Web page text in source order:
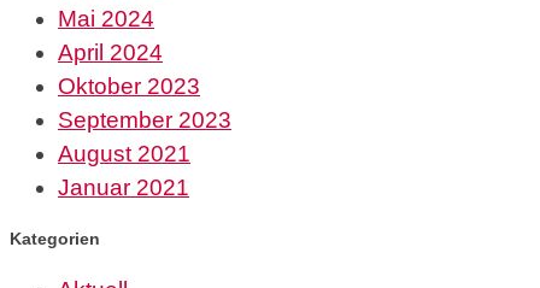
Mai 2024
April 2024
Oktober 2023
September 2023
August 2021
Januar 2021
Kategorien